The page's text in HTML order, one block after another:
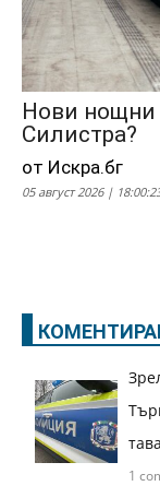
Нови нощни
Силистра?
от Искра.бг
05 август 2026 |
1